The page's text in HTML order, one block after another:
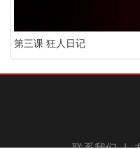
第三课 狂人日记